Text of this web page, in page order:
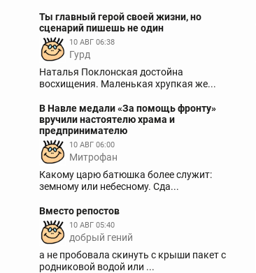
Ты главный герой своей жизни, но
сценарий пишешь не один
10 АВГ 06:38
Гурд
Наталья Поклонская достойна
восхищения. Маленькая хрупкая же...
В Навле медали «За помощь фронту»
вручили настоятелю храма и
предпринимателю
10 АВГ 06:00
Митрофан
Какому царю батюшка более служит:
земному или небесному. Сда...
Вместо репостов
10 АВГ 05:40
добрый гений
а не пробовала скинуть с крыши пакет с
родниковой водой или ...